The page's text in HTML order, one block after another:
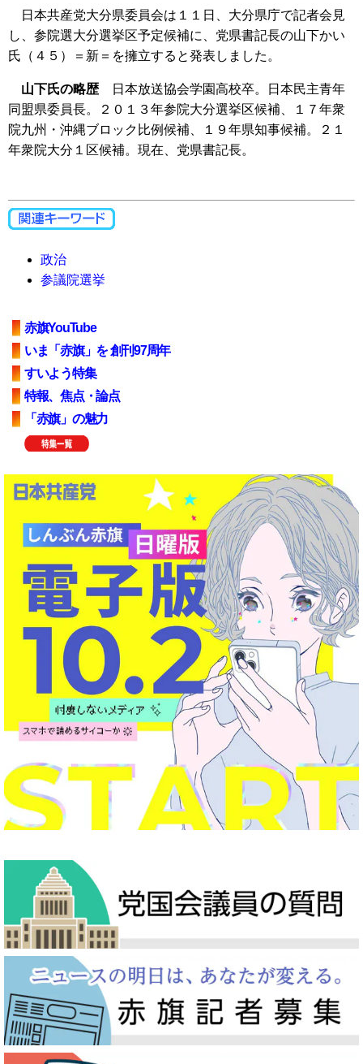
日本共産党大分県委員会は１１日、大分県庁で記者会見
し、参院選大分選挙区予定候補に、党県書記長の山下かい
氏（４５）＝新＝を擁立すると発表しました。
山下氏の略歴日本放送協会学園高校卒。日本民主青年
同盟県委員長。２０１３年参院大分選挙区候補、１７年衆
院九州・沖縄ブロック比例候補、１９年県知事候補。２１
年衆院大分１区候補。現在、党県書記長。
政治
参議院選挙
赤旗YouTube
いま「赤旗」を 創刊97周年
すいよう特集
特報、焦点・論点
「赤旗」の魅力